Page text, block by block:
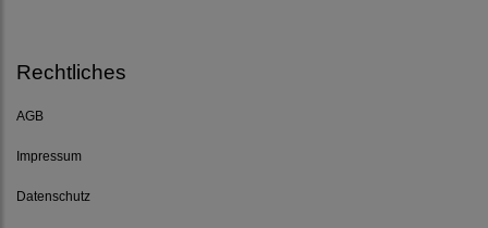
Rechtliches
AGB
Impressum
Datenschutz